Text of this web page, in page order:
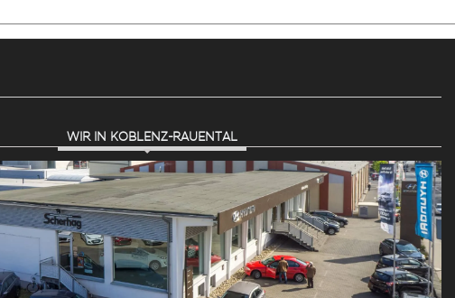
WIR IN KOBLENZ-RAUENTAL